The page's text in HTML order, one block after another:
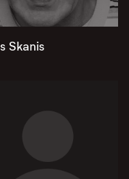
Skanis